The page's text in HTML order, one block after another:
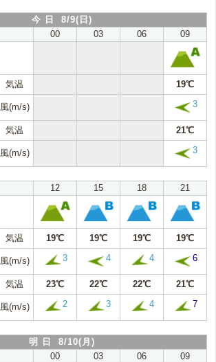
今 日 8/9(日)
00 03 06 09
気温 19℃
風(m/s) 3
気温 21℃
風(m/s) 3
12 15 18 21
気温 19℃ 19℃ 19℃ 19℃
風(m/s) 3 4 4 6
気温 23℃ 22℃ 22℃ 21℃
風(m/s) 2 3 4 7
明 日 8/10(月)
00 03 06 09